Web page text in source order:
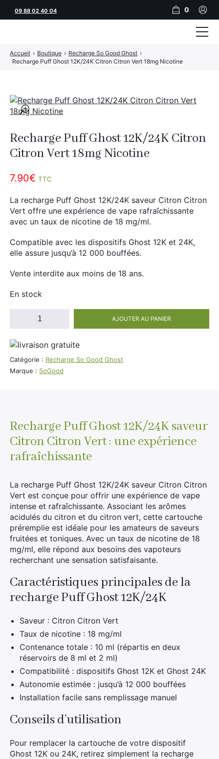
🔍
Recharge Puff Ghost 12K/24K Citron
Citron Vert 18mg Nicotine
7.90€ TTC
La recharge Puff Ghost 12K/24K saveur Citron Citron
Vert offre une expérience de vape rafraîchissante
avec un taux de nicotine de 18 mg/ml.
Compatible avec les dispositifs Ghost 12K et 24K,
elle assure jusqu’à 12 000 bouffées.
Vente interdite aux moins de 18 ans.
En stock
quantité
Puff
Ghost
12K/24K
Nicotine
AJOUTER AU PANIER
Catégorie : Recharge So Good Ghost
Marque : SoGood
Accueil › Boutique › Recharge So Good Ghost ›
Recharge Puff Ghost 12K/24K Citron Citron Vert 18mg Nicotine
Recharge Puff Ghost 12K/24K saveur
Citron Citron Vert : une expérience
rafraîchissante
La recharge Puff Ghost 12K/24K saveur Citron Citron
Vert est conçue pour offrir une expérience de vape
intense et rafraîchissante. Associant les arômes
acidulés du citron et du citron vert, cette cartouche
préremplie est idéale pour les amateurs de saveurs
fruitées et toniques. Avec un taux de nicotine de 18
mg/ml, elle répond aux besoins des vapoteurs
recherchant une sensation satisfaisante.
Caractéristiques principales de la
recharge Puff Ghost 12K/24K
Saveur : Citron Citron Vert
Taux de nicotine : 18 mg/ml
Contenance totale : 10 ml (répartis en deux
réservoirs de 8 ml et 2 ml)
Compatibilité : dispositifs Ghost 12K et Ghost 24K
Autonomie estimée : jusqu’à 12 000 bouffées
Installation facile sans remplissage manuel
Conseils d’utilisation
Pour remplacer la cartouche de votre dispositif
Ghost 12K ou 24K, retirez simplement la recharge
09 88 02 40 04 0
Tubeuses
Feuilles
Filtres
Rouleuses
Briquets
Vape
JNR
Al Fakher
SoGood
10ml
100ml
Booster E-Liquide
CBD
Divers
Sucré
Nouveautés